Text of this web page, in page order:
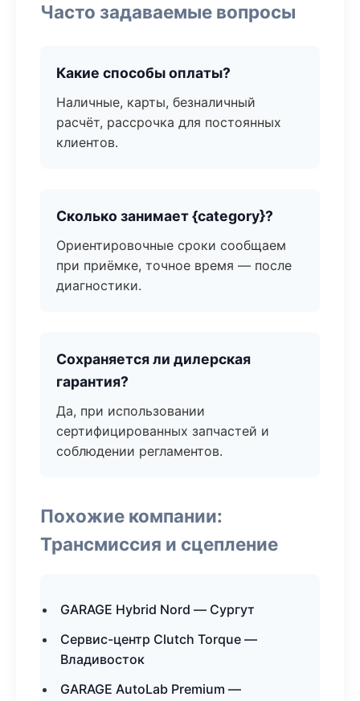
Часто задаваемые вопросы
Какие способы оплаты?
Наличные, карты, безналичный
расчёт, рассрочка для постоянных
клиентов.
Сколько занимает {category}?
Ориентировочные сроки сообщаем
при приёмке, точное время — после
диагностики.
Сохраняется ли дилерская
гарантия?
Да, при использовании
сертифицированных запчастей и
соблюдении регламентов.
Похожие компании:
Трансмиссия и сцепление
GARAGE Hybrid Nord — Сургут
Сервис-центр Clutch Torque —
Владивосток
GARAGE AutoLab Premium —